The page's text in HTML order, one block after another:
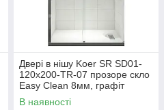
Двері в нішу Koer SR SD01-
120x200-TR-07 прозоре скло
Easy Clean 8мм, графіт
(KR5378)
В наявності